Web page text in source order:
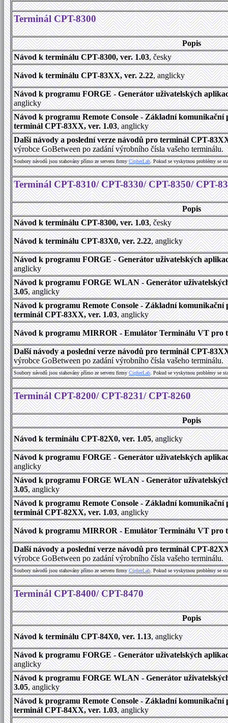
Terminál CPT-8300
Popis
Návod k terminálu CPT-8300, ver. 1.03, česky
Návod k terminálu CPT-83XX, ver. 2.22, anglicky
Návod k programu FORGE - Generátor uživatelských
anglicky
Návod k programu Remote Console - Základní
terminál CPT-83XX, ver. 1.03, anglicky
Další návody a poslední verze návodů pro terminál CPT-
výrobce GoBetween po zadání výrobního čísla vašeho terminálu.
Soubory návodů jsou stahovány přímo ze serveru firmyCipherLab. Pokud se vyskytnou problémy se
Terminál CPT-8310/ CPT-8330/ CPT-8350/ CPT-
Popis
Návod k terminálu CPT-8300, ver. 1.03, česky
Návod k terminálu CPT-83X0, ver. 2.22, anglicky
Návod k programu FORGE - Generátor uživatelských
anglicky
Návod k programu FORGE WLAN - Generátor
3.05, anglicky
Návod k programu Remote Console - Základní
terminál CPT-83XX, ver. 1.03, anglicky
Návod k programu MIRROR - Emulátor Terminálu VT pro
Další návody a poslední verze návodů pro terminál CPT-
výrobce GoBetween po zadání výrobního čísla vašeho terminálu.
Soubory návodů jsou stahovány přímo ze serveru firmyCipherLab. Pokud se vyskytnou problémy se
Terminál CPT-8200/ CPT-8231/ CPT-8260
Popis
Návod k terminálu CPT-82X0, ver. 1.05, anglicky
Návod k programu FORGE - Generátor uživatelských
anglicky
Návod k programu FORGE WLAN - Generátor
3.05, anglicky
Návod k programu Remote Console - Základní
terminál CPT-82XX, ver. 1.03, anglicky
Návod k programu MIRROR - Emulátor Terminálu VT pro
Další návody a poslední verze návodů pro terminál CPT-
výrobce GoBetween po zadání výrobního čísla vašeho terminálu.
Soubory návodů jsou stahovány přímo ze serveru firmyCipherLab. Pokud se vyskytnou problémy se
Terminál CPT-8400/ CPT-8470
Popis
Návod k terminálu CPT-84X0, ver. 1.13, anglicky
Návod k programu FORGE - Generátor uživatelských
anglicky
Návod k programu FORGE WLAN - Generátor
3.05, anglicky
Návod k programu Remote Console - Základní
terminál CPT-84XX, ver. 1.03, anglicky